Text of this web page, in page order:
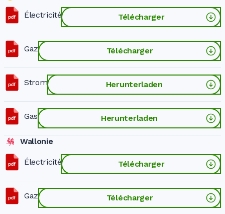
Électricité Télécharger
Gaz Télécharger
Strom Herunterladen
Gas Herunterladen
Wallonie
Électricité Télécharger
Gaz Télécharger